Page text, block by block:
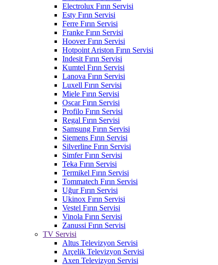
Electrolux Fırın Servisi
Esty Fırın Servisi
Ferre Fırın Servisi
Franke Fırın Servisi
Hoover Fırın Servisi
Hotpoint Ariston Fırın Servisi
Indesit Fırın Servisi
Kumtel Fırın Servisi
Lanova Fırın Servisi
Luxell Fırın Servisi
Miele Fırın Servisi
Oscar Fırın Servisi
Profilo Fırın Servisi
Regal Fırın Servisi
Samsung Fırın Servisi
Siemens Fırın Servisi
Silverline Fırın Servisi
Simfer Fırın Servisi
Teka Fırın Servisi
Termikel Fırın Servisi
Tommatech Fırın Servisi
Uğur Fırın Servisi
Ukinox Fırın Servisi
Vestel Fırın Servisi
Vinola Fırın Servisi
Zanussi Fırın Servisi
TV Servisi
Altus Televizyon Servisi
Arçelik Televizyon Servisi
Axen Televizyon Servisi